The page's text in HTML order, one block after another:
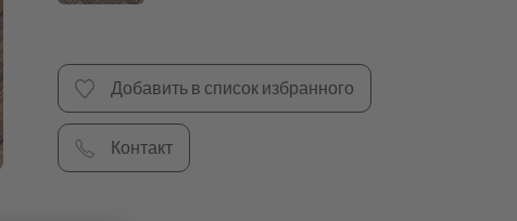
Добавить в список избранного
Контакт